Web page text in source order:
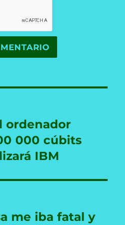
ordenador
000 cúbits
IBM
me iba fatal y